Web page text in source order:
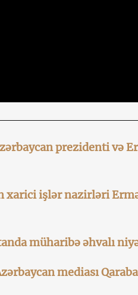
prezidenti və
xarici işlər nazirləri
müharibə əhvalı
mediası